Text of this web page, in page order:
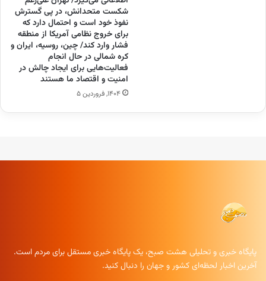
شکست متحدانش، در پی گسترش
نفوذ خود است و احتمال دارد که
برای خروج نظامی آمریکا از منطقه
فشار وارد کند/ چین، روسیه، ایران و
کره شمالی در حال انجام
فعالیت‌هایی برای ایجاد چالش در
امنیت و اقتصاد ما هستند
۱۴۰۴, فروردین ۵
پایگاه خبری و تحلیلی هشت صبح، یک پایگاه خبری مستقل برای مردم است.
آخرین اخبار لحظه‌ای کشور و جهان را دنبال کنید.